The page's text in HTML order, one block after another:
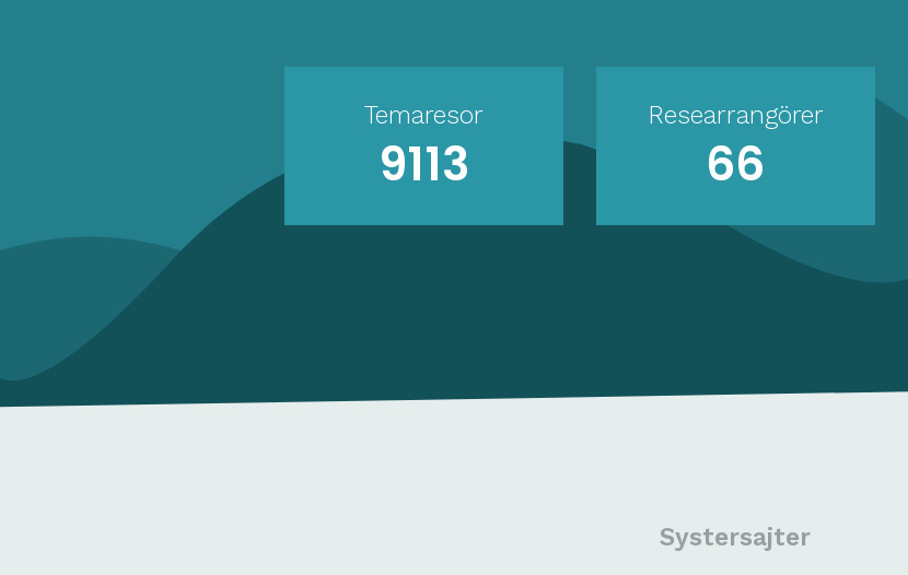
Temaresor
9113
Researrangörer
66
Systersajter